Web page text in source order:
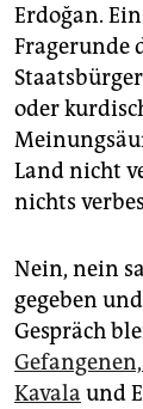
Erdoğan.
Fragerunde
oder
Land nicht
nichts
Nein, nein
gegeben
Gespräch
Kavala und